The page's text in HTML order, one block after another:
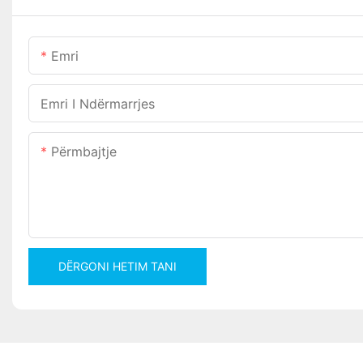
Emri
Emri I Ndërmarrjes
Përmbajtje
DËRGONI HETIM TANI